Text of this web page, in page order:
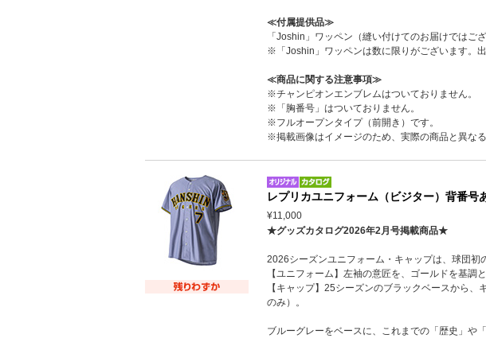
≪付属提供品≫
「Joshin」ワッペン（縫い付けてのお届けではござ
※「Joshin」ワッペンは数に限りがございます。
≪商品に関する注意事項≫
※チャンピオンエンブレムはついておりません。
※「胸番号」はついておりません。
※フルオープンタイプ（前開き）です。
※掲載画像はイメージのため、実際の商品と異なる
レプリカユニフォーム（ビジター）背番号
¥11,000
★グッズカタログ2026年2月号掲載商品★
2026シーズンユニフォーム・キャップは、球団初
【ユニフォーム】左袖の意匠を、ゴールドを基調
【キャップ】25シーズンのブラックベースから
のみ）。
ブルーグレーをベースに、これまでの「歴史」や